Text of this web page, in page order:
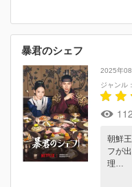
暴君のシェフ
2025年
ジャンル：
朝鮮
フが
理…